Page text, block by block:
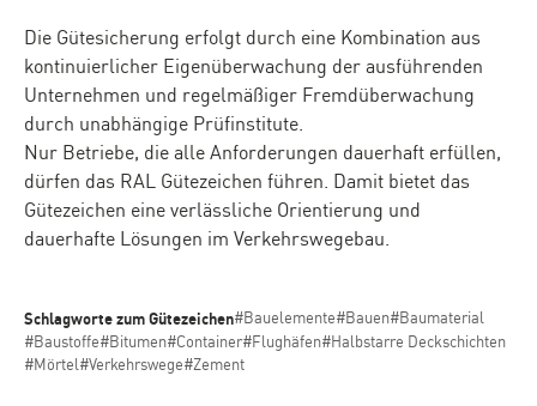
Die Gütesicherung erfolgt durch eine Kombination aus
kontinuierlicher Eigenüberwachung der ausführenden
Unternehmen und regelmäßiger Fremdüberwachung
durch unabhängige Prüfinstitute.
Nur Betriebe, die alle Anforderungen dauerhaft erfüllen,
dürfen das RAL Gütezeichen führen. Damit bietet das
Gütezeichen eine verlässliche Orientierung und
dauerhafte Lösungen im Verkehrswegebau.
Schlagworte zum Gütezeichen#Bauelemente#Bauen#Baumaterial
#Baustoffe#Bitumen#Container#Flughäfen#Halbstarre Deckschichten
#Mörtel#Verkehrswege#Zement